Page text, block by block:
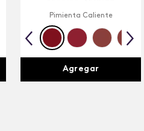
Pimienta Caliente
Agregar